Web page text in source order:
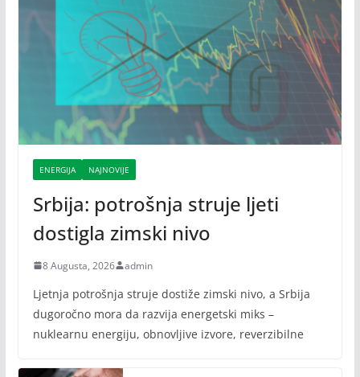
ENERGIJA NAJNOVIJE
Srbija: potrošnja struje ljeti
dostigla zimski nivo
8 Augusta, 2026 admin
Ljetnja potrošnja struje dostiže zimski nivo, a Srbija
dugoročno mora da razvija energetski miks –
nuklearnu energiju, obnovljive izvore, reverzibilne